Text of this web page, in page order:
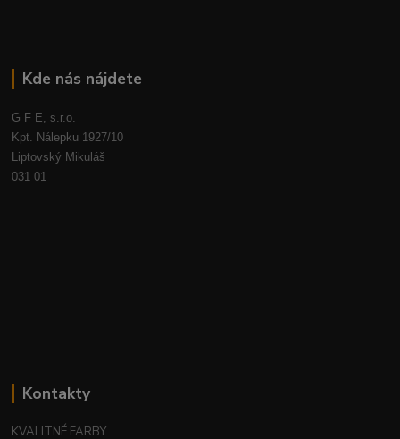
Kde nás nájdete
G F E, s.r.o.
Kpt. Nálepku 1927/10
Liptovský Mikuláš
031 01
Kontakty
KVALITNÉ FARBY